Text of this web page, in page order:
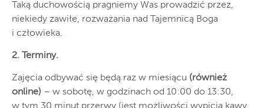
Taką duchowością pragniemy Was prowadzić przez,
niekiedy zawiłe, rozważania nad Tajemnicą Boga
i człowieka.
2. Terminy.
Zajęcia odbywać się będą raz w miesiącu (również
online) – w sobotę, w godzinach od 10:00 do 13:30,